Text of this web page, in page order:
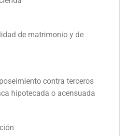
de matrimonio y de
contra terceros
hipotecada o acensuada